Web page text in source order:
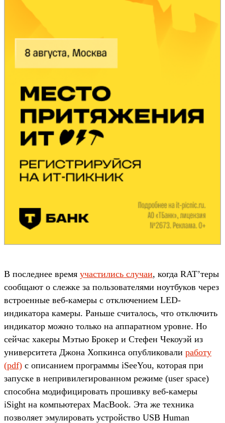
В последнее время участились случаи, когда RAT’теры
сообщают о слежке за пользователями ноутбуков через
встроенные веб-камеры с отключением LED-
индикатора камеры. Раньше считалось, что отключить
индикатор можно только на аппаратном уровне. Но
сейчас хакеры Мэтью Брокер и Стефен Чекоуэй из
университета Джона Хопкинса опубликовали работу
(pdf) с описанием программы iSeeYou, которая при
запуске в непривилегированном режиме (user space)
способна модифицировать прошивку веб-камеры
iSight на компьютерах MacBook. Эта же техника
позволяет эмулировать устройство USB Human